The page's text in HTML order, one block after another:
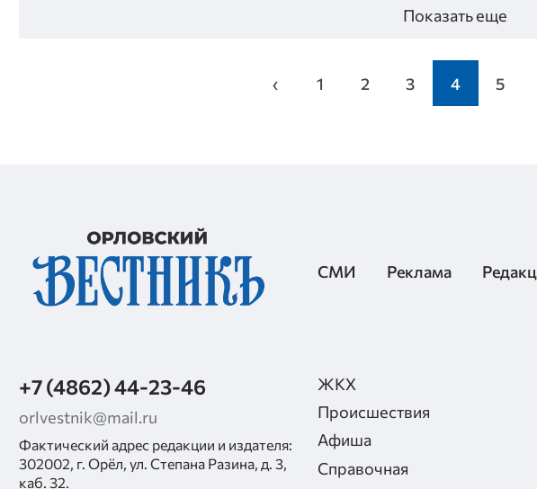
Показать еще
‹ 1 2 3 4 5
СМИ Реклама
+7 (4862) 44-23-46
orlvestnik@mail.ru
Фактический адрес редакции и издателя:
302002, г. Орёл, ул. Степана Разина, д. 3,
каб. 32.
ЖКХ
Происшествия
Афиша
Справочная